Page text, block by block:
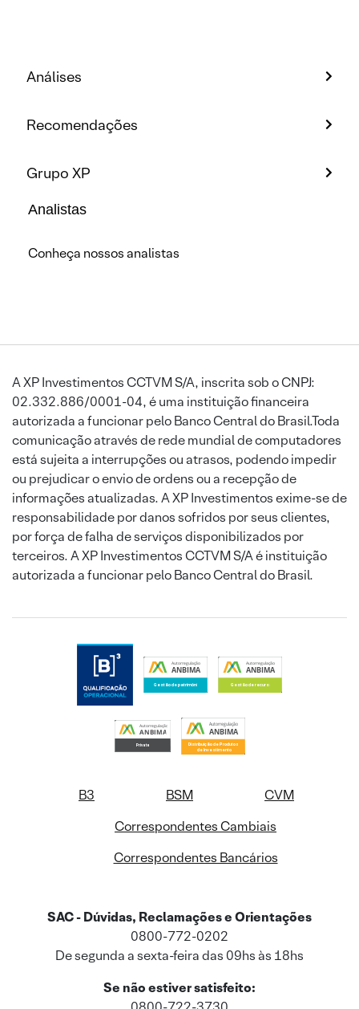
Análises
Recomendações
Grupo XP
Analistas
Conheça nossos analistas
A XP Investimentos CCTVM S/A, inscrita sob o CNPJ:
02.332.886/0001-04, é uma instituição financeira
autorizada a funcionar pelo Banco Central do Brasil.Toda
comunicação através de rede mundial de computadores
está sujeita a interrupções ou atrasos, podendo impedir
ou prejudicar o envio de ordens ou a recepção de
informações atualizadas. A XP Investimentos exime-se de
responsabilidade por danos sofridos por seus clientes,
por força de falha de serviços disponibilizados por
terceiros. A XP Investimentos CCTVM S/A é instituição
autorizada a funcionar pelo Banco Central do Brasil.
B3 BSM
CVM
Correspondentes Cambiais
Correspondentes Bancários
SAC - Dúvidas, Reclamações e Orientações
0800-772-0202
De segunda a sexta-feira das 09hs às 18hs
Se não estiver satisfeito: